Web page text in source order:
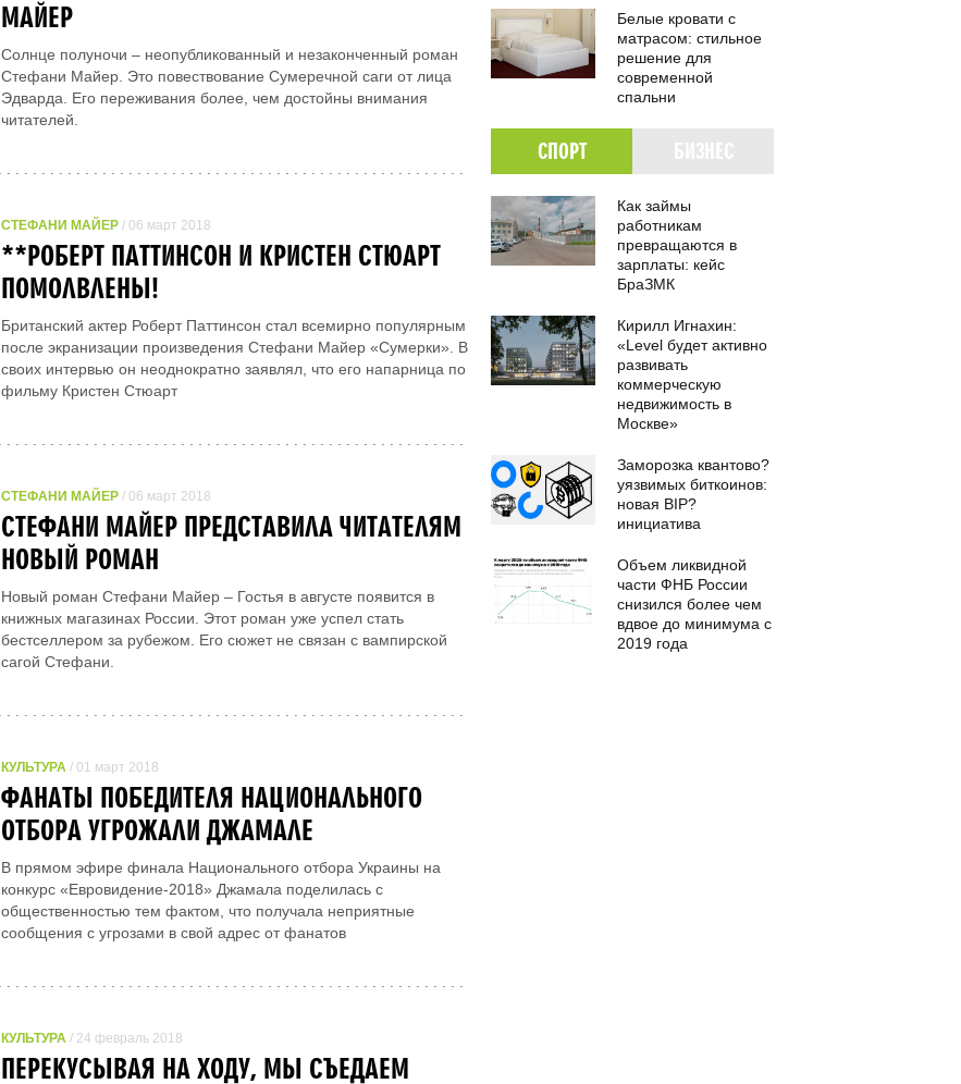
МАЙЕР
Солнце полуночи – неопубликованный и незаконченный роман
Стефани Майер. Это повествование Сумеречной саги от лица
Эдварда. Его переживания более, чем достойны внимания
читателей.
СТЕФАНИ МАЙЕР / 06 март 2018
**РОБЕРТ ПАТТИНСОН И КРИСТЕН СТЮАРТ
ПОМОЛВЛЕНЫ!
Британский актер Роберт Паттинсон стал всемирно популярным
после экранизации произведения Стефани Майер «Сумерки». В
своих интервью он неоднократно заявлял, что его напарница по
фильму Кристен Стюарт
СТЕФАНИ МАЙЕР / 06 март 2018
СТЕФАНИ МАЙЕР ПРЕДСТАВИЛА ЧИТАТЕЛЯМ
НОВЫЙ РОМАН
Новый роман Стефани Майер – Гостья в августе появится в
книжных магазинах России. Этот роман уже успел стать
бестселлером за рубежом. Его сюжет не связан с вампирской
сагой Стефани.
КУЛЬТУРА / 01 март 2018
ФАНАТЫ ПОБЕДИТЕЛЯ НАЦИОНАЛЬНОГО
ОТБОРА УГРОЖАЛИ ДЖАМАЛЕ
В прямом эфире финала Национального отбора Украины на
конкурс «Евровидение-2018» Джамала поделилась с
общественностью тем фактом, что получала неприятные
сообщения с угрозами в свой адрес от фанатов
КУЛЬТУРА / 24 февраль 2018
ПЕРЕКУСЫВАЯ НА ХОДУ, МЫ СЪЕДАЕМ
Белые кровати с
матрасом: стильное
решение для
современной
спальни
СПОРТ
Как займы
работникам
превращаются в
зарплаты: кейс
БраЗМК
Кирилл Игнахин:
«Level будет активно
развивать
коммерческую
недвижимость в
Москве»
Заморозка квантово?
уязвимых биткоинов:
новая BIP?
инициатива
Объем ликвидной
части ФНБ России
снизился более чем
вдвое до минимума с
2019 года